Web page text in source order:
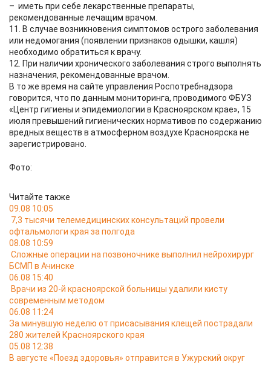
– иметь при себе лекарственные препараты,
рекомендованные лечащим врачом.
11. В случае возникновения симптомов острого заболевания
или недомогания (появлении признаков одышки, кашля)
необходимо обратиться к врачу.
12. При наличии хронического заболевания строго выполнять
назначения, рекомендованные врачом.
В то же время на сайте управления Роспотребнадзора
говорится, что по данным мониторинга, проводимого ФБУЗ
«Центр гигиены и эпидемиологии в Красноярском крае», 15
июля превышений гигиенических нормативов по содержанию
вредных веществ в атмосферном воздухе Красноярска не
зарегистрировано.
Фото:
Читайте также
09.08 10:05
7,3 тысячи телемедицинских консультаций провели
офтальмологи края за полгода
08.08 10:59
Сложные операции на позвоночнике выполнил нейрохирург
БСМП в Ачинске
06.08 15:40
Врачи из 20-й красноярской больницы удалили кисту
современным методом
06.08 11:24
За минувшую неделю от присасывания клещей пострадали
280 жителей Красноярского края
05.08 12:38
В августе «Поезд здоровья» отправится в Ужурский округ